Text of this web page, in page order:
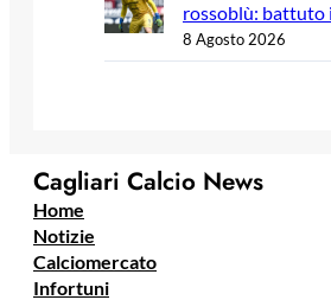
rossoblù: battuto
8 Agosto 2026
Cagliari Calcio News
Home
Notizie
Calciomercato
Infortuni